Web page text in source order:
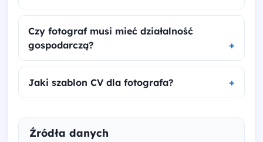
Czy fotograf musi mieć działalność
gospodarczą?
Jaki szablon CV dla fotografa?
Źródła danych